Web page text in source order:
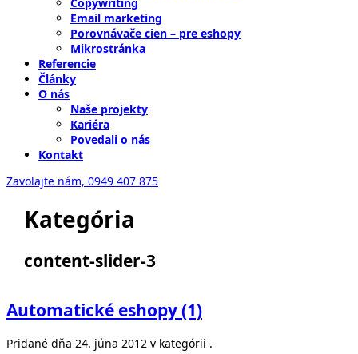
Email marketing
Porovnávače cien – pre eshopy
Mikrostránka
Referencie
Články
O nás
Naše projekty
Kariéra
Povedali o nás
Kontakt
Zavolajte nám, 0949 407 875
Kategória
content-slider-3
Automatické eshopy (1)
Pridané dňa 24. júna 2012 v kategórii .